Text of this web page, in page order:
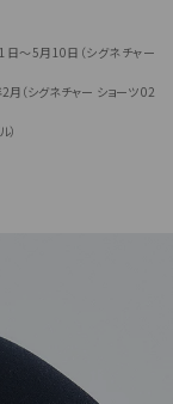
日〜5月10日（シグネチャー
（シグネチャー ショーツ 02